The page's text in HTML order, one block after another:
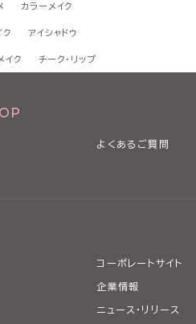
カラーメイク
ク アイシャドウ
イク チーク・リップ
よくあるご質問
コーポレートサイト
企業情報
ニュース・リリース